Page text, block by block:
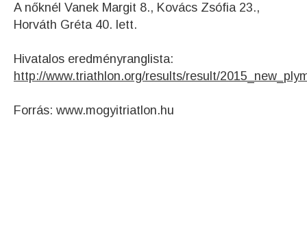
A nőknél Vanek Margit 8., Kovács Zsófia 23.,
Horváth Gréta 40. lett.
Hivatalos eredményranglista:
http://www.triathlon.org/results/result/
Forrás: www.mogyitriatlon.hu